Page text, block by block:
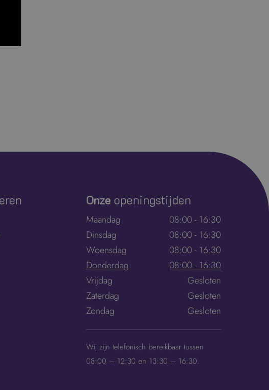
Onze openingstijden
Maandag
08:00 - 16:30
Dinsdag
08:00 - 16:30
Woensdag
08:00 - 16:30
Donderdag
08:00 - 16:30
Vrijdag
Gesloten
Zaterdag
Gesloten
Zondag
Gesloten
Wij zijn telefonisch bereikbaar tussen
08:00 – 12:30 en 13:30 – 16:30.